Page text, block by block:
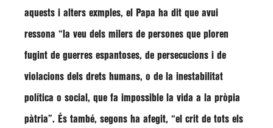
aquests i alters exmples, el Papa ha dit que avui
ressona “la veu dels milers de persones que ploren
fugint de guerres espantoses, de persecucions i de
violacions dels drets humans, o de la inestabilitat
política o social, que fa impossible la vida a la pròpia
pàtria”. És també, segons ha afegit, “el crit de tots els